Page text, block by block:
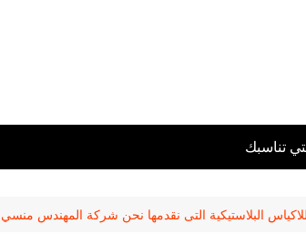
تناسبك
للاكياس البلاستيكية التى نقدمها نحن شركة المهندس